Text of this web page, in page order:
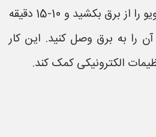
* **قطع برق:** مایکروویو را از برق بکشید و 10-15 دقیقه
را به برق وصل کنید. این کار
الکترونیکی کمک کند.